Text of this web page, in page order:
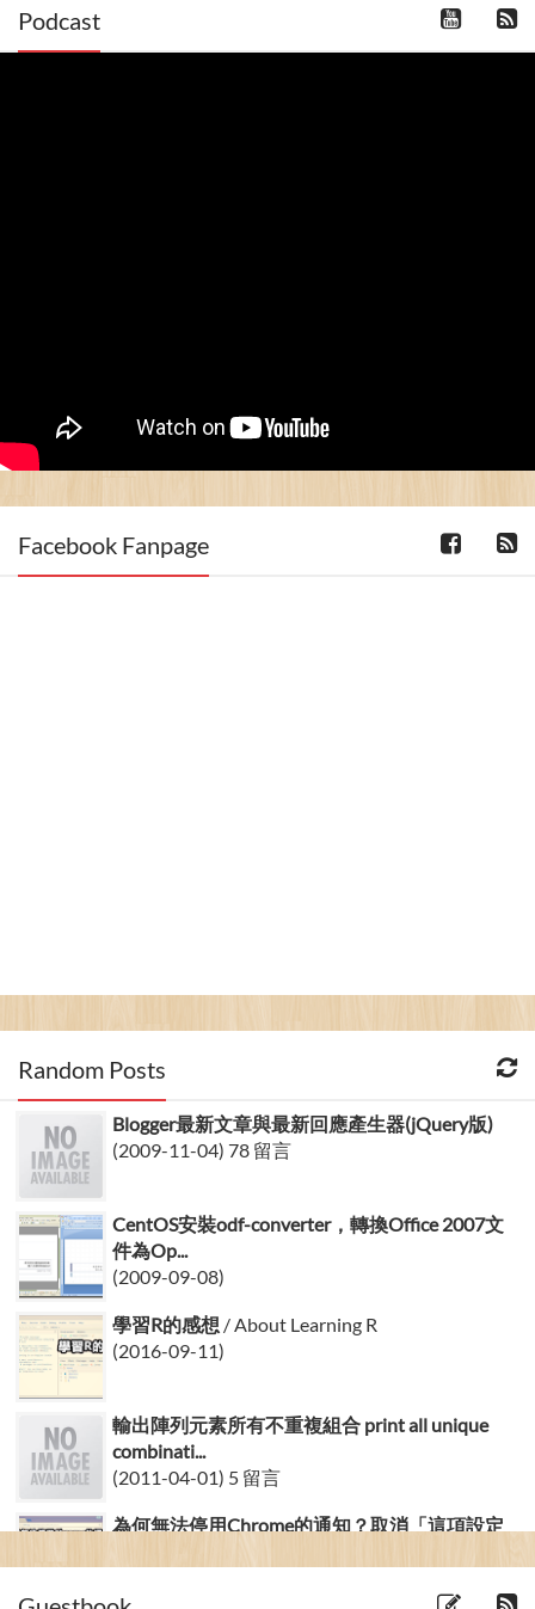
Podcast
Facebook Fanpage
Random Posts
Blogger最新文章與最新回應產生器(jQuery版)
(2009-11-04) 78 留言
CentOS安裝odf-converter，轉換Office 2007文
件為Op...
(2009-09-08)
學習R的感想 / About Learning R
(2016-09-11)
輸出陣列元素所有不重複組合 print all unique
combinati...
(2011-04-01) 5 留言
為何無法停用Chrome的通知？取消「這項設定